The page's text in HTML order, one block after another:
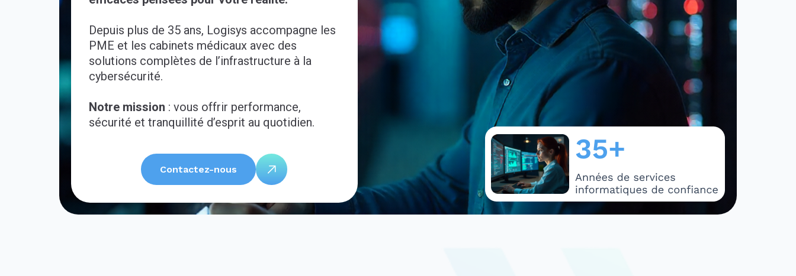
Depuis plus de 35 ans, Logisys accompagne les
PME et les cabinets médicaux avec des
solutions complètes de l’infrastructure à la
cybersécurité.
Notre mission : vous offrir performance,
sécurité et tranquillité d’esprit au quotidien.
Contactez-nous